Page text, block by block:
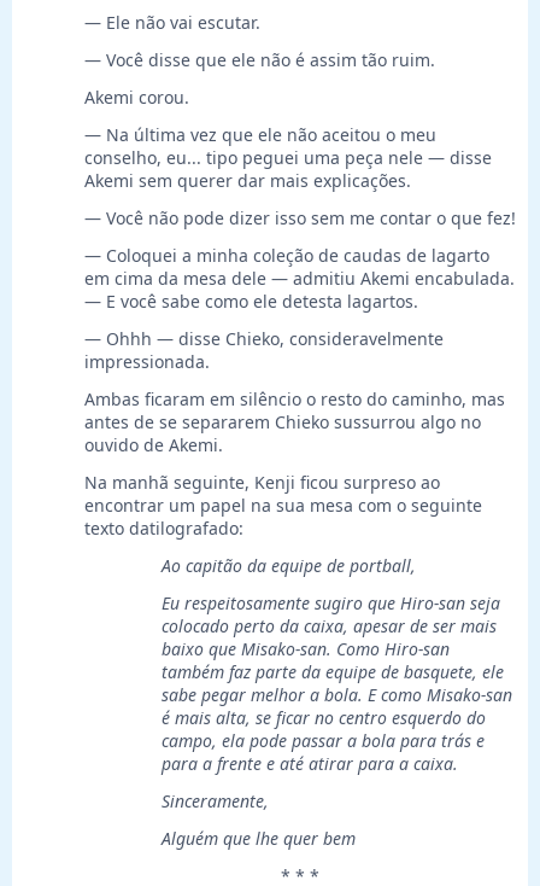
— Ele não vai escutar.
— Você disse que ele não é assim tão ruim.
Akemi corou.
— Na última vez que ele não aceitou o meu
conselho, eu... tipo peguei uma peça nele — disse
Akemi sem querer dar mais explicações.
— Você não pode dizer isso sem me contar o que fez!
— Coloquei a minha coleção de caudas de lagarto
em cima da mesa dele — admitiu Akemi encabulada.
— E você sabe como ele detesta lagartos.
— Ohhh — disse Chieko, consideravelmente
impressionada.
Ambas ficaram em silêncio o resto do caminho, mas
antes de se separarem Chieko sussurrou algo no
ouvido de Akemi.
Na manhã seguinte, Kenji ficou surpreso ao
encontrar um papel na sua mesa com o seguinte
texto datilografado:
Ao capitão da equipe de portball,
Eu respeitosamente sugiro que Hiro-san seja
colocado perto da caixa, apesar de ser mais
baixo que Misako-san. Como Hiro-san
também faz parte da equipe de basquete, ele
sabe pegar melhor a bola. E como Misako-san
é mais alta, se ficar no centro esquerdo do
campo, ela pode passar a bola para trás e
para a frente e até atirar para a caixa.
Sinceramente,
Alguém que lhe quer bem
* * *